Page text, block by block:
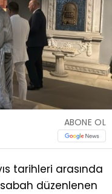
ABONE OL
tarihleri arasında
düzenlenen